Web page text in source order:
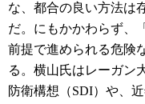
な、都合の良い方法は
だ。にもかかわらず、
前提で進められる危険
る。横山氏はレーガン
防衛構想（SDI）や、